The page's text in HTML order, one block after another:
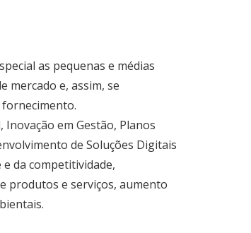
as pequenas e médias
mercado e, assim, se
em Gestão, Planos
de Soluções Digitais
da competitividade,
produtos e serviços, aumento